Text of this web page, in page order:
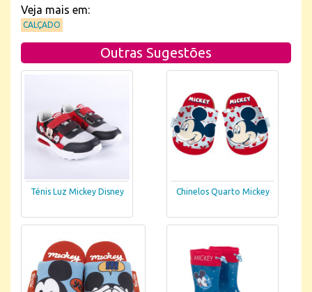
Veja mais em:
CALÇADO
Outras Sugestões
Ténis Luz Mickey Disney Chinelos Quarto Mickey